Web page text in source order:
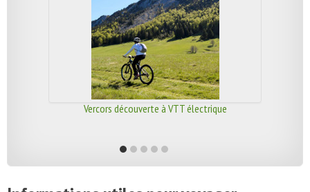
Vercors découverte à VTT électrique